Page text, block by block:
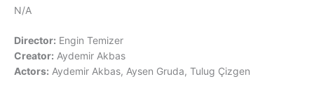
N/A
Director: Engin Temizer
Creator: Aydemir Akbas
Actors: Aydemir Akbas, Aysen Gruda, Tulug Çizgen